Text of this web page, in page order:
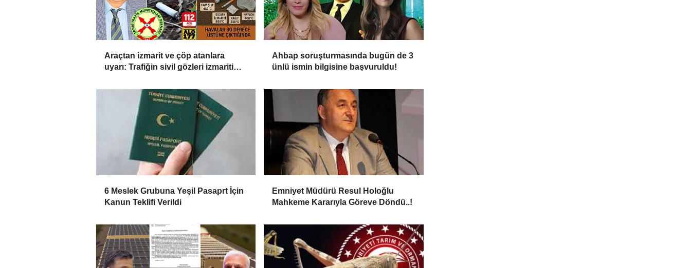
Araçtan izmarit ve çöp atanlara
uyarı: Trafiğin sivil gözleri izmariti
Ahbap soruşturmasında bugün de 3
ünlü ismin bilgisine başvuruldu!
6 Meslek Grubuna Yeşil Pasaprt İçin
Kanun Teklifi Verildi
Emniyet Müdürü Resul Holoğlu
Mahkeme Kararıyla Göreve Döndü..!